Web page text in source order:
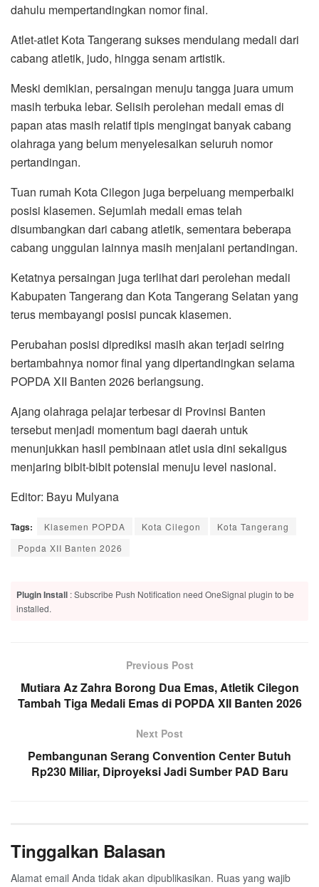
dahulu mempertandingkan nomor final.
Atlet-atlet Kota Tangerang sukses mendulang medali dari
cabang atletik, judo, hingga senam artistik.
Meski demikian, persaingan menuju tangga juara umum
masih terbuka lebar. Selisih perolehan medali emas di
papan atas masih relatif tipis mengingat banyak cabang
olahraga yang belum menyelesaikan seluruh nomor
pertandingan.
Tuan rumah Kota Cilegon juga berpeluang memperbaiki
posisi klasemen. Sejumlah medali emas telah
disumbangkan dari cabang atletik, sementara beberapa
cabang unggulan lainnya masih menjalani pertandingan.
Ketatnya persaingan juga terlihat dari perolehan medali
Kabupaten Tangerang dan Kota Tangerang Selatan yang
terus membayangi posisi puncak klasemen.
Perubahan posisi diprediksi masih akan terjadi seiring
bertambahnya nomor final yang dipertandingkan selama
POPDA XII Banten 2026 berlangsung.
Ajang olahraga pelajar terbesar di Provinsi Banten
tersebut menjadi momentum bagi daerah untuk
menunjukkan hasil pembinaan atlet usia dini sekaligus
menjaring bibit-bibit potensial menuju level nasional.
Editor: Bayu Mulyana
Tags: Klasemen POPDA Kota Cilegon
Kota Tangerang
Popda XII Banten 2026
Plugin Install : Subscribe Push Notification need OneSignal plugin to be
installed.
Previous Post
Mutiara Az Zahra Borong Dua Emas, Atletik Cilegon
Tambah Tiga Medali Emas di POPDA XII Banten 2026
Next Post
Pembangunan Serang Convention Center Butuh
Rp230 Miliar, Diproyeksi Jadi Sumber PAD Baru
Tinggalkan Balasan
Alamat email Anda tidak akan dipublikasikan. Ruas yang wajib